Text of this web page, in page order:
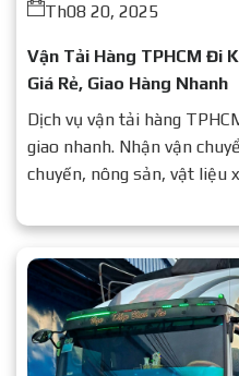
Th08 20, 2025
Vận Tải Hàng TPHCM Đi
Giá Rẻ, Giao Hàng Nhanh
Dịch vụ vận tải hàng
giao nhanh. Nhận vận
chuyến, nông sản, vật liệu